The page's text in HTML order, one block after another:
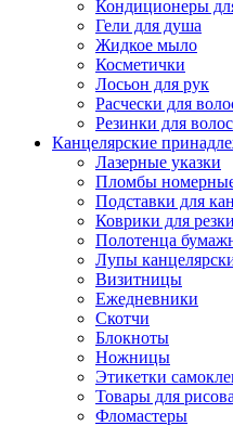
Кондиционеры
Гели для душа
Жидкое мыло
Косметички
Лосьон для рук
Расчески для
Резинки для волос
Канцелярские
Лазерные указки
Пломбы
Подставки для
Коврики для резки
Полотенца
Лупы
Визитницы
Ежедневники
Скотчи
Блокноты
Ножницы
Этикетки
Товары для
Фломастеры